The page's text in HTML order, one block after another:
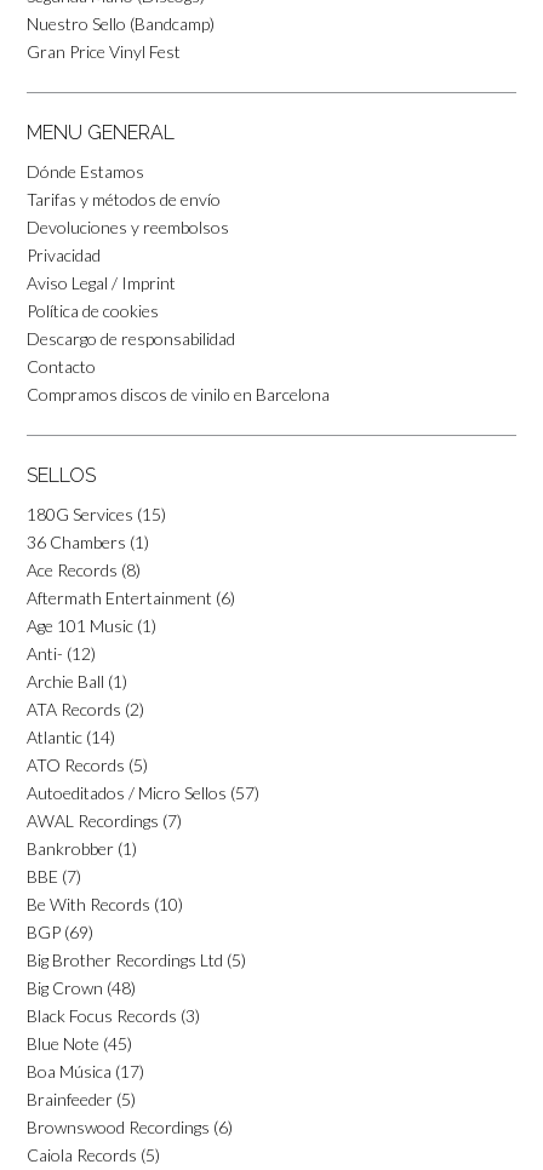
Nuestro Sello (Bandcamp)
Gran Price Vinyl Fest
MENU GENERAL
Dónde Estamos
Tarifas y métodos de envío
Devoluciones y reembolsos
Privacidad
Aviso Legal / Imprint
Política de cookies
Descargo de responsabilidad
Contacto
Compramos discos de vinilo en Barcelona
SELLOS
180G Services (15)
36 Chambers (1)
Ace Records (8)
Aftermath Entertainment (6)
Age 101 Music (1)
Anti- (12)
Archie Ball (1)
ATA Records (2)
Atlantic (14)
ATO Records (5)
Autoeditados / Micro Sellos (57)
AWAL Recordings (7)
Bankrobber (1)
BBE (7)
Be With Records (10)
BGP (69)
Big Brother Recordings Ltd (5)
Big Crown (48)
Black Focus Records (3)
Blue Note (45)
Boa Música (17)
Brainfeeder (5)
Brownswood Recordings (6)
Caiola Records (5)